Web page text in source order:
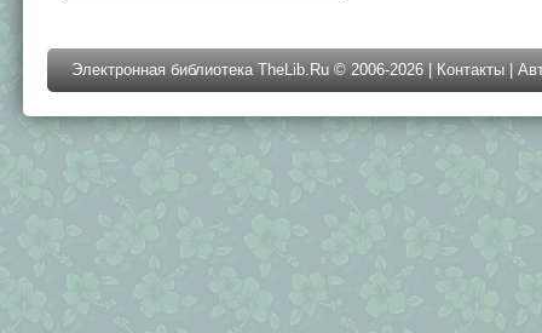
Электронная библиотека TheLib.Ru © 2006-2026 | Контакты |